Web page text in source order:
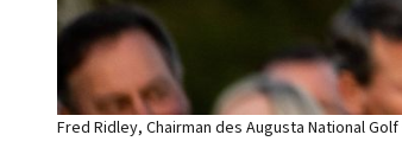
Fred Ridley, Chairman des Augusta National